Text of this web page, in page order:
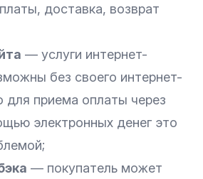
доставка, возврат
— услуги интернет-
без своего интернет-
для приема оплаты через
электронных денег это
— покупатель может